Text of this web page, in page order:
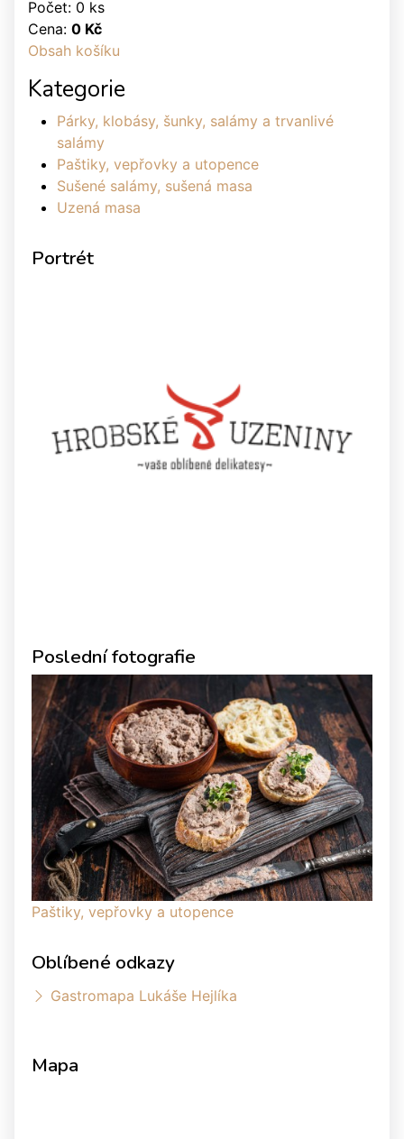
Počet: 0 ks
Cena: 0 Kč
Obsah košíku
Kategorie
Párky, klobásy, šunky, salámy a trvanlivé
salámy
Paštiky, vepřovky a utopence
Sušené salámy, sušená masa
Uzená masa
Portrét
Poslední fotografie
Paštiky, vepřovky a utopence
Oblíbené odkazy
Gastromapa Lukáše Hejlíka
Mapa